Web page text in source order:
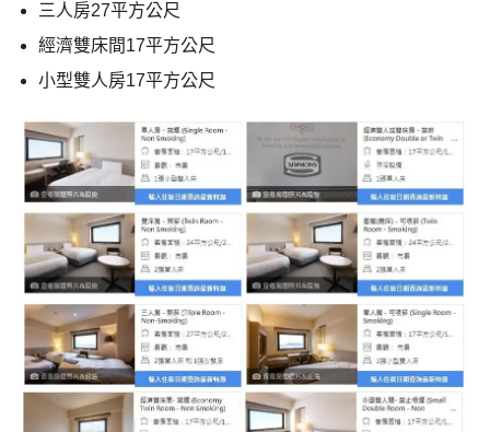
三人房27平方公尺
經濟雙床間17平方公尺
小型雙人房17平方公尺